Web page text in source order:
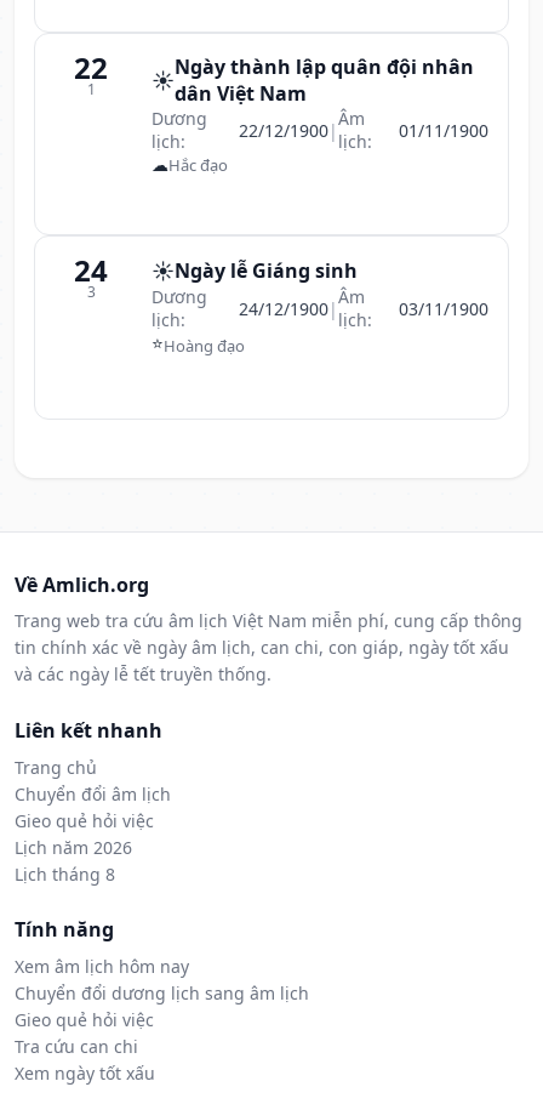
22
1 ☀️Ngày thành lập quân đội nhân
dân Việt Nam
Dương
lịch:
22/12/1900|Âm
lịch:
01/11/1900
☁Hắc đạo
24
3
☀️Ngày lễ Giáng sinh
Dương
lịch:
24/12/1900|Âm
lịch:
03/11/1900
⭐Hoàng đạo
Về Amlich.org
Trang web tra cứu âm lịch Việt Nam miễn phí, cung cấp thông
tin chính xác về ngày âm lịch, can chi, con giáp, ngày tốt xấu
và các ngày lễ tết truyền thống.
Liên kết nhanh
Trang chủ
Chuyển đổi âm lịch
Gieo quẻ hỏi việc
Lịch năm 2026
Lịch tháng 8
Tính năng
Xem âm lịch hôm nay
Chuyển đổi dương lịch sang âm lịch
Gieo quẻ hỏi việc
Tra cứu can chi
Xem ngày tốt xấu